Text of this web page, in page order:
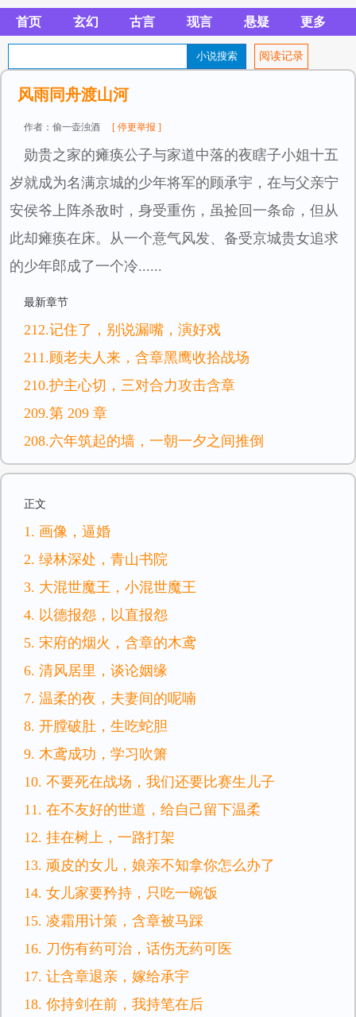
首页 玄幻 古言 现言 悬疑 更多
阅读记录
风雨同舟渡山河
作者：偷一壶浊酒 [ 停更举报 ]
勋贵之家的瘫痪公子与家道中落的夜瞎子小姐十五
岁就成为名满京城的少年将军的顾承宇，在与父亲宁
安侯爷上阵杀敌时，身受重伤，虽捡回一条命，但从
此却瘫痪在床。从一个意气风发、备受京城贵女追求
的少年郎成了一个冷......
最新章节
212.记住了，别说漏嘴，演好戏
211.顾老夫人来，含章黑鹰收拾战场
210.护主心切，三对合力攻击含章
209.第 209 章
208.六年筑起的墙，一朝一夕之间推倒
正文
1. 画像，逼婚
2. 绿林深处，青山书院
3. 大混世魔王，小混世魔王
4. 以德报怨，以直报怨
5. 宋府的烟火，含章的木鸢
6. 清风居里，谈论姻缘
7. 温柔的夜，夫妻间的呢喃
8. 开膛破肚，生吃蛇胆
9. 木鸢成功，学习吹箫
10. 不要死在战场，我们还要比赛生儿子
11. 在不友好的世道，给自己留下温柔
12. 挂在树上，一路打架
13. 顽皮的女儿，娘亲不知拿你怎么办了
14. 女儿家要矜持，只吃一碗饭
15. 凌霜用计策，含章被马踩
16. 刀伤有药可治，话伤无药可医
17. 让含章退亲，嫁给承宇
18. 你持剑在前，我持笔在后